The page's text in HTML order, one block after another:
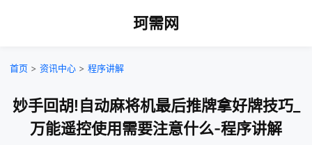
珂需网
首页 > 资讯中心 > 程序讲解
妙手回胡!自动麻将机最后推牌拿好牌技巧_
万能遥控使用需要注意什么-程序讲解